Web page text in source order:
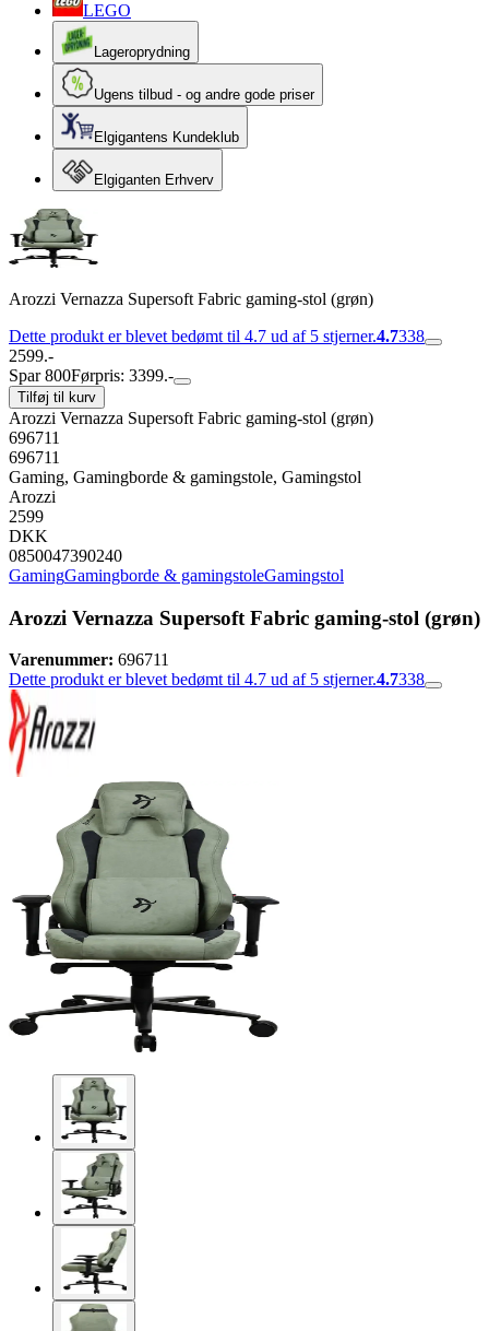
LEGO
Lageroprydning
Ugens tilbud - og andre gode priser
Elgigantens Kundeklub
Elgiganten Erhverv
Arozzi Vernazza Supersoft Fabric gaming-stol (grøn)
Dette produkt er blevet bedømt til 4.7 ud af 5 stjerner.4.7338
2599.-
Spar 800Førpris: 3399.-
Tilføj til kurv
Arozzi Vernazza Supersoft Fabric gaming-stol (grøn)
696711
696711
Gaming, Gamingborde & gamingstole, Gamingstol
Arozzi
2599
DKK
0850047390240
GamingGamingborde & gamingstoleGamingstol
Arozzi Vernazza Supersoft Fabric gaming-stol (grøn)
Varenummer: 696711
Dette produkt er blevet bedømt til 4.7 ud af 5 stjerner.4.7338